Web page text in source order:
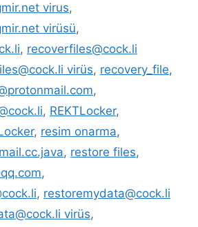
virus,
virüsü,
, recoverfiles@cock.li
virüs, recovery_file,
,
, REKTLocker,
, resim onarma,
, restore files,
,
, restoremydata@cock.li
virüs,